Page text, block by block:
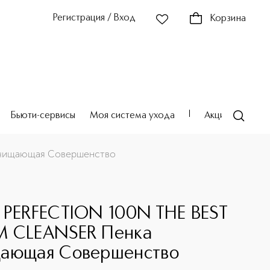
Регистрация / Вход Корзина
Бьюти-сервисы Моя система ухода Акции
Совершенство
PERFECTION 100N THE BEST
CLEANSER Пенка
Совершенство